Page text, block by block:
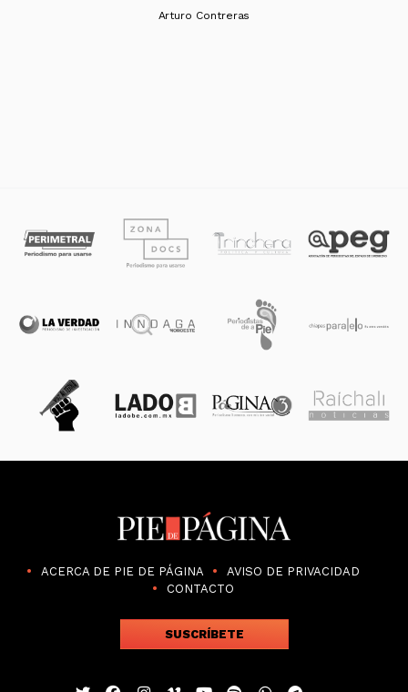
Arturo Contreras
ACERCA DE PIE DE PÁGINA
AVISO DE PRIVACIDAD
CONTACTO
SUSCRÍBETE